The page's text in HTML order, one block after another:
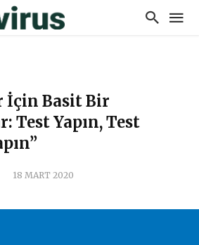
İçin Basit Bir
Test Yapın, Test
18 MART 2020